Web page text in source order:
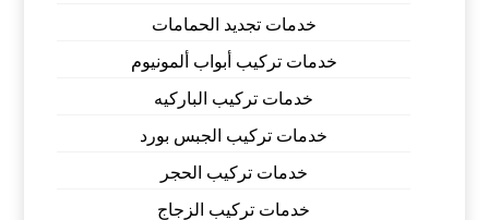
خدمات تجديد الحمامات
خدمات تركيب أبواب ألمونيوم
خدمات تركيب الباركيه
خدمات تركيب الجبس بورد
خدمات تركيب الحجر
خدمات تركيب الزجاج